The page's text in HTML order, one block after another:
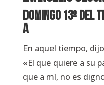
Domingo 13º del
A
En aquel tiempo,
«El que quiere a su
que a mí, no es